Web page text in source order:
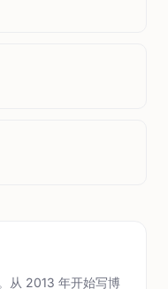
从 2013 年开始写博